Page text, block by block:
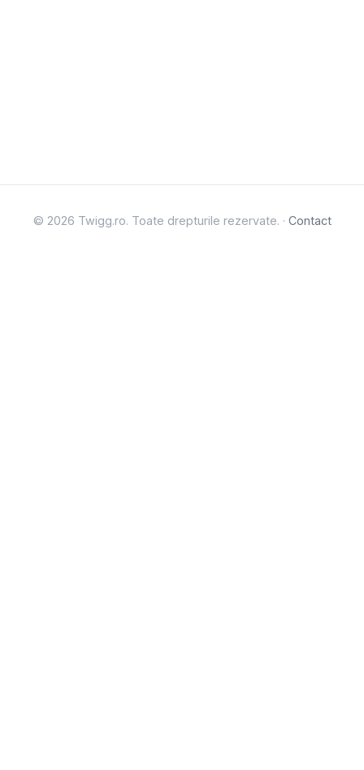
© 2026 Twigg.ro. Toate drepturile rezervate. · Contact